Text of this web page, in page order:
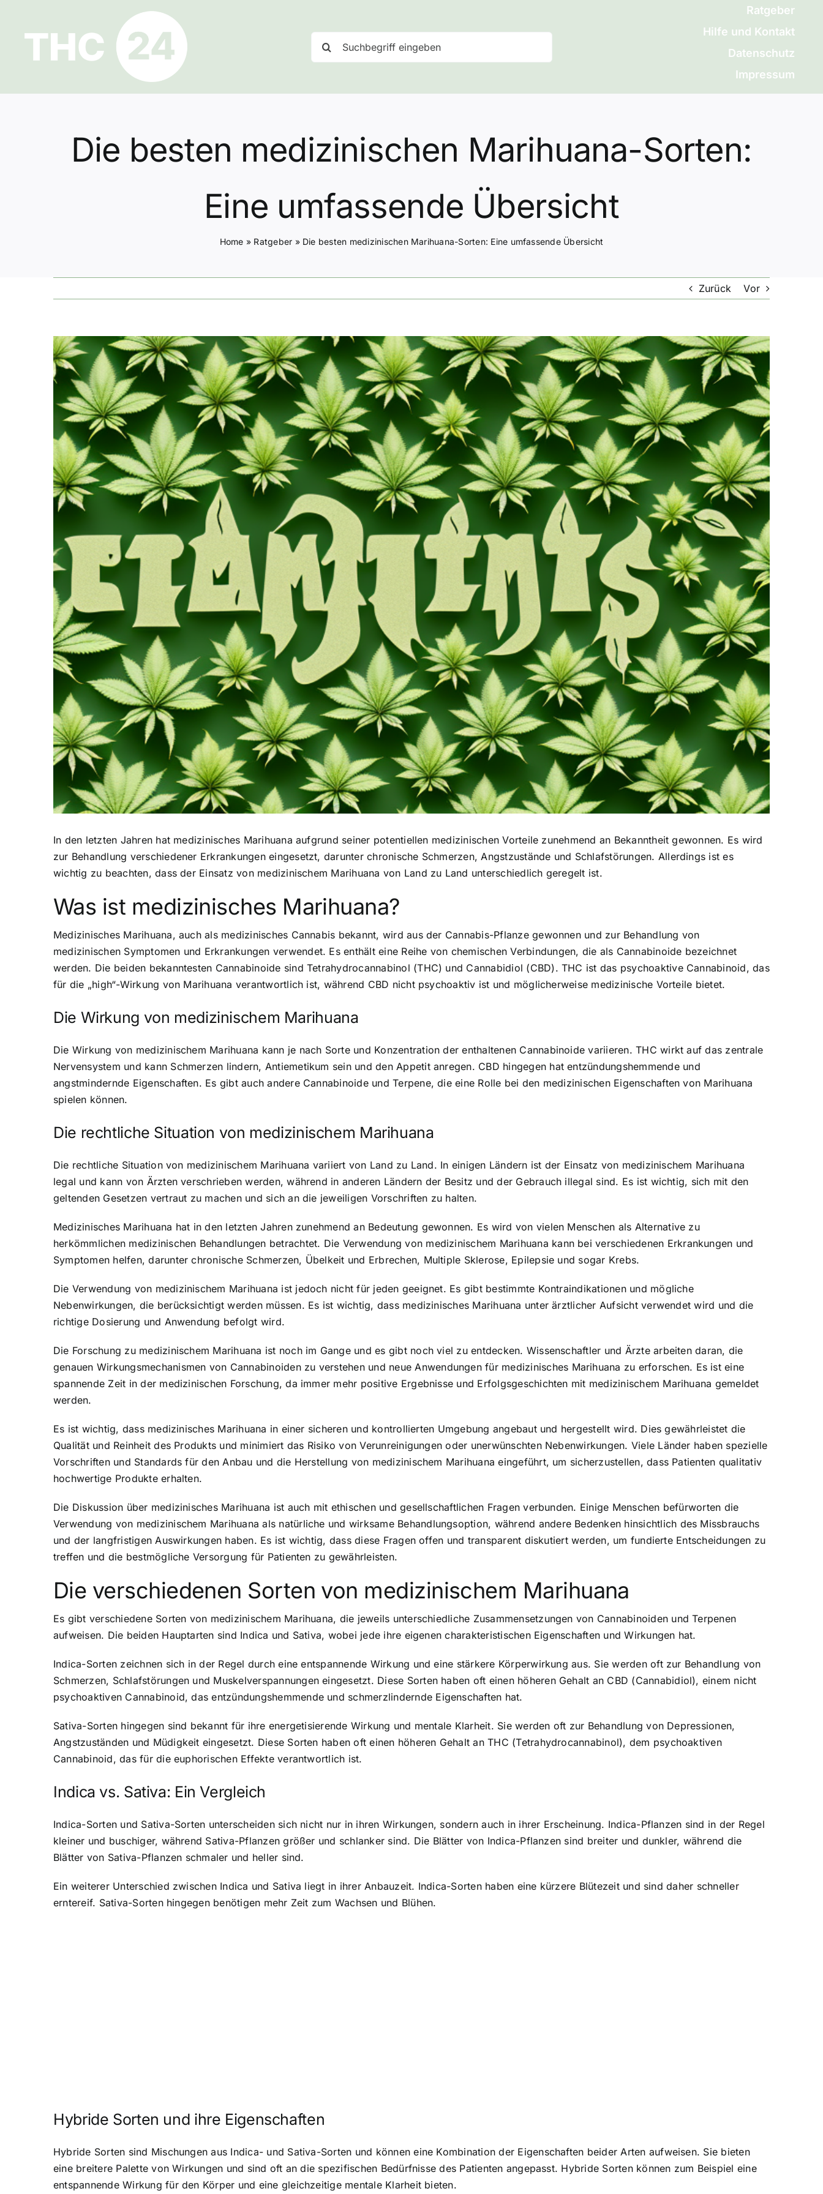
springen
nach:
Ratgeber
Hilfe und Kontakt
Datenschutz
Impressum
Die besten medizinischen Marihuana-Sorten:
Eine umfassende Übersicht
Home » Ratgeber » Die besten medizinischen Marihuana-Sorten: Eine umfassende Übersicht
Zurück Vor
Zeige
grösseres
Bild
In den letzten Jahren hat medizinisches Marihuana aufgrund seiner potentiellen medizinischen Vorteile zunehmend an Bekanntheit gewonnen. Es wird
zur Behandlung verschiedener Erkrankungen eingesetzt, darunter chronische Schmerzen, Angstzustände und Schlafstörungen. Allerdings ist es
wichtig zu beachten, dass der Einsatz von medizinischem Marihuana von Land zu Land unterschiedlich geregelt ist.
Was ist medizinisches Marihuana?
Medizinisches Marihuana, auch als medizinisches Cannabis bekannt, wird aus der Cannabis-Pflanze gewonnen und zur Behandlung von
medizinischen Symptomen und Erkrankungen verwendet. Es enthält eine Reihe von chemischen Verbindungen, die als Cannabinoide bezeichnet
werden. Die beiden bekanntesten Cannabinoide sind Tetrahydrocannabinol (THC) und Cannabidiol (CBD). THC ist das psychoaktive Cannabinoid, das
für die „high“-Wirkung von Marihuana verantwortlich ist, während CBD nicht psychoaktiv ist und möglicherweise medizinische Vorteile bietet.
Die Wirkung von medizinischem Marihuana
Die Wirkung von medizinischem Marihuana kann je nach Sorte und Konzentration der enthaltenen Cannabinoide variieren. THC wirkt auf das zentrale
Nervensystem und kann Schmerzen lindern, Antiemetikum sein und den Appetit anregen. CBD hingegen hat entzündungshemmende und
angstmindernde Eigenschaften. Es gibt auch andere Cannabinoide und Terpene, die eine Rolle bei den medizinischen Eigenschaften von Marihuana
spielen können.
Die rechtliche Situation von medizinischem Marihuana
Die rechtliche Situation von medizinischem Marihuana variiert von Land zu Land. In einigen Ländern ist der Einsatz von medizinischem Marihuana
legal und kann von Ärzten verschrieben werden, während in anderen Ländern der Besitz und der Gebrauch illegal sind. Es ist wichtig, sich mit den
geltenden Gesetzen vertraut zu machen und sich an die jeweiligen Vorschriften zu halten.
Medizinisches Marihuana hat in den letzten Jahren zunehmend an Bedeutung gewonnen. Es wird von vielen Menschen als Alternative zu
herkömmlichen medizinischen Behandlungen betrachtet. Die Verwendung von medizinischem Marihuana kann bei verschiedenen Erkrankungen und
Symptomen helfen, darunter chronische Schmerzen, Übelkeit und Erbrechen, Multiple Sklerose, Epilepsie und sogar Krebs.
Die Verwendung von medizinischem Marihuana ist jedoch nicht für jeden geeignet. Es gibt bestimmte Kontraindikationen und mögliche
Nebenwirkungen, die berücksichtigt werden müssen. Es ist wichtig, dass medizinisches Marihuana unter ärztlicher Aufsicht verwendet wird und die
richtige Dosierung und Anwendung befolgt wird.
Die Forschung zu medizinischem Marihuana ist noch im Gange und es gibt noch viel zu entdecken. Wissenschaftler und Ärzte arbeiten daran, die
genauen Wirkungsmechanismen von Cannabinoiden zu verstehen und neue Anwendungen für medizinisches Marihuana zu erforschen. Es ist eine
spannende Zeit in der medizinischen Forschung, da immer mehr positive Ergebnisse und Erfolgsgeschichten mit medizinischem Marihuana gemeldet
werden.
Es ist wichtig, dass medizinisches Marihuana in einer sicheren und kontrollierten Umgebung angebaut und hergestellt wird. Dies gewährleistet die
Qualität und Reinheit des Produkts und minimiert das Risiko von Verunreinigungen oder unerwünschten Nebenwirkungen. Viele Länder haben spezielle
Vorschriften und Standards für den Anbau und die Herstellung von medizinischem Marihuana eingeführt, um sicherzustellen, dass Patienten qualitativ
hochwertige Produkte erhalten.
Die Diskussion über medizinisches Marihuana ist auch mit ethischen und gesellschaftlichen Fragen verbunden. Einige Menschen befürworten die
Verwendung von medizinischem Marihuana als natürliche und wirksame Behandlungsoption, während andere Bedenken hinsichtlich des Missbrauchs
und der langfristigen Auswirkungen haben. Es ist wichtig, dass diese Fragen offen und transparent diskutiert werden, um fundierte Entscheidungen zu
treffen und die bestmögliche Versorgung für Patienten zu gewährleisten.
Die verschiedenen Sorten von medizinischem Marihuana
Es gibt verschiedene Sorten von medizinischem Marihuana, die jeweils unterschiedliche Zusammensetzungen von Cannabinoiden und Terpenen
aufweisen. Die beiden Hauptarten sind Indica und Sativa, wobei jede ihre eigenen charakteristischen Eigenschaften und Wirkungen hat.
Indica-Sorten zeichnen sich in der Regel durch eine entspannende Wirkung und eine stärkere Körperwirkung aus. Sie werden oft zur Behandlung von
Schmerzen, Schlafstörungen und Muskelverspannungen eingesetzt. Diese Sorten haben oft einen höheren Gehalt an CBD (Cannabidiol), einem nicht
psychoaktiven Cannabinoid, das entzündungshemmende und schmerzlindernde Eigenschaften hat.
Sativa-Sorten hingegen sind bekannt für ihre energetisierende Wirkung und mentale Klarheit. Sie werden oft zur Behandlung von Depressionen,
Angstzuständen und Müdigkeit eingesetzt. Diese Sorten haben oft einen höheren Gehalt an THC (Tetrahydrocannabinol), dem psychoaktiven
Cannabinoid, das für die euphorischen Effekte verantwortlich ist.
Indica vs. Sativa: Ein Vergleich
Indica-Sorten und Sativa-Sorten unterscheiden sich nicht nur in ihren Wirkungen, sondern auch in ihrer Erscheinung. Indica-Pflanzen sind in der Regel
kleiner und buschiger, während Sativa-Pflanzen größer und schlanker sind. Die Blätter von Indica-Pflanzen sind breiter und dunkler, während die
Blätter von Sativa-Pflanzen schmaler und heller sind.
Ein weiterer Unterschied zwischen Indica und Sativa liegt in ihrer Anbauzeit. Indica-Sorten haben eine kürzere Blütezeit und sind daher schneller
erntereif. Sativa-Sorten hingegen benötigen mehr Zeit zum Wachsen und Blühen.
Hybride Sorten und ihre Eigenschaften
Hybride Sorten sind Mischungen aus Indica- und Sativa-Sorten und können eine Kombination der Eigenschaften beider Arten aufweisen. Sie bieten
eine breitere Palette von Wirkungen und sind oft an die spezifischen Bedürfnisse des Patienten angepasst. Hybride Sorten können zum Beispiel eine
entspannende Wirkung für den Körper und eine gleichzeitige mentale Klarheit bieten.